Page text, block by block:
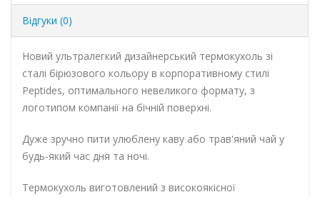
Відгуки (0)
Новий ультралегкий дизайнерський термокухоль зі
сталі бірюзового кольору в корпоративному стилі
Peptides, оптимального невеликого формату, з
логотипом компанії на бічній поверхні.
Дуже зручно пити улюблену каву або трав'яний чай у
будь-який час дня та ночі.
Термокухоль виготовлений з високоякісної